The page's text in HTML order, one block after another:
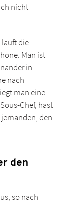
nicht
läuft die
Man ist
in
nach
man eine
Chef, hast
den
den
so nach